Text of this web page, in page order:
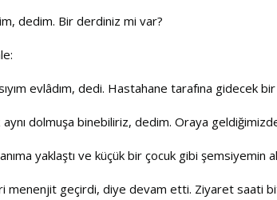
dedim. Bir derdiniz mi var?
evlâdım, dedi. Hastahane tarafına gidecek
dolmuşa binebiliriz, dedim. Oraya
yaklaştı ve küçük bir çocuk gibi şemsiyemin
menenjit geçirdi, diye devam etti. Ziyaret saati